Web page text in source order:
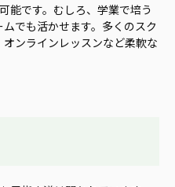
能です。むしろ、学業で培う
でも活かせます。多くのスク
ンラインレッスンなど柔軟な